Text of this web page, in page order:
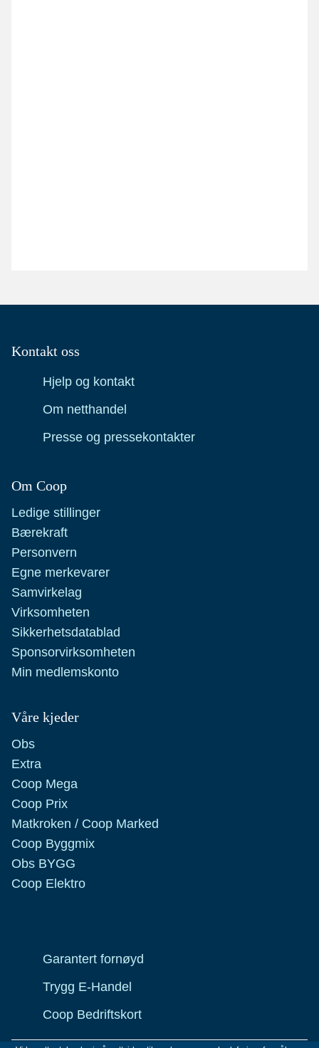
Kontakt oss
Hjelp og kontakt
Om netthandel
Presse og pressekontakter
Om Coop
Ledige stillinger
Bærekraft
Personvern
Egne merkevarer
Samvirkelag
Virksomheten
Sikkerhetsdatablad
Sponsorvirksomheten
Min medlemskonto
Våre kjeder
Obs
Extra
Coop Mega
Coop Prix
Matkroken / Coop Marked
Coop Byggmix
Obs BYGG
Coop Elektro
Garantert fornøyd
Trygg E-Handel
Coop Bedriftskort